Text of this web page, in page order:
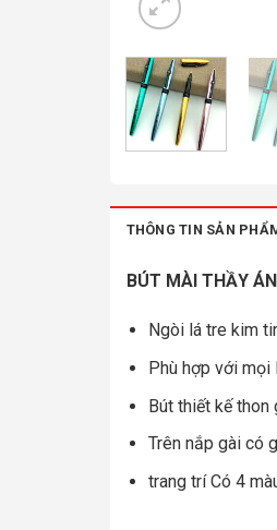
THÔNG TIN SẢN
BÚT MÀI THẦY
Ngòi lá tre kim
Phù hợp với
Bút thiết kế
Trên nắp gài có
trang trí Có 4